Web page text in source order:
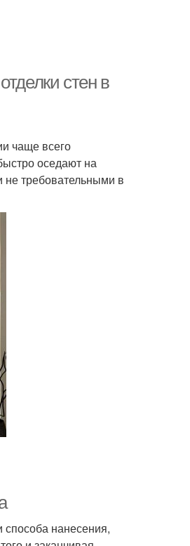
стен в
чаще всего
оседают на
не требовательными в
нанесения,